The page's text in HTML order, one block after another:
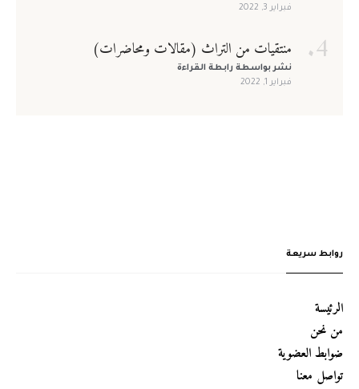
فبراير 3, 2022
منتقيات من التراث (مقالات ومحاضرات)
نشر بواسطة رابطة القراءة
فبراير 1, 2022
روابط سريعة
الرئيسة
من نحن
ضوابط العضوية
تواصل معنا
تسجيل الدخول تأكيد كلمة المرور